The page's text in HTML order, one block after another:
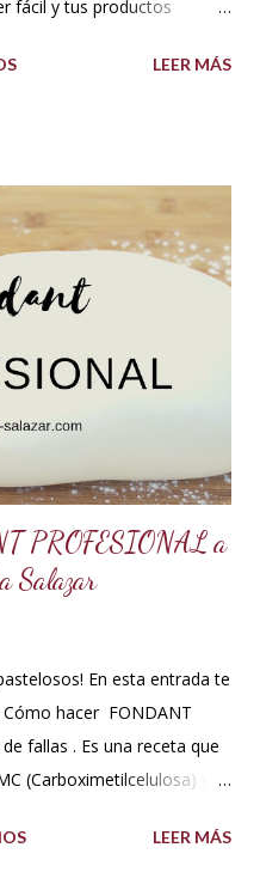
fácil y tus productos
una torta cubierta
al salir del horno o
suelen ser los bizcochuelos
Angel cake, etc. Así tus
y mucho más
de diferentes sabores, de
Aquí te comparto
LEER MÁS
PROFESIONAL a
Salazar
En esta entrada te
hacer FONDANT
fallas . Es una receta que
(Carboximetilcelulosa) y
firmeza y le ayudan a
LEER MÁS